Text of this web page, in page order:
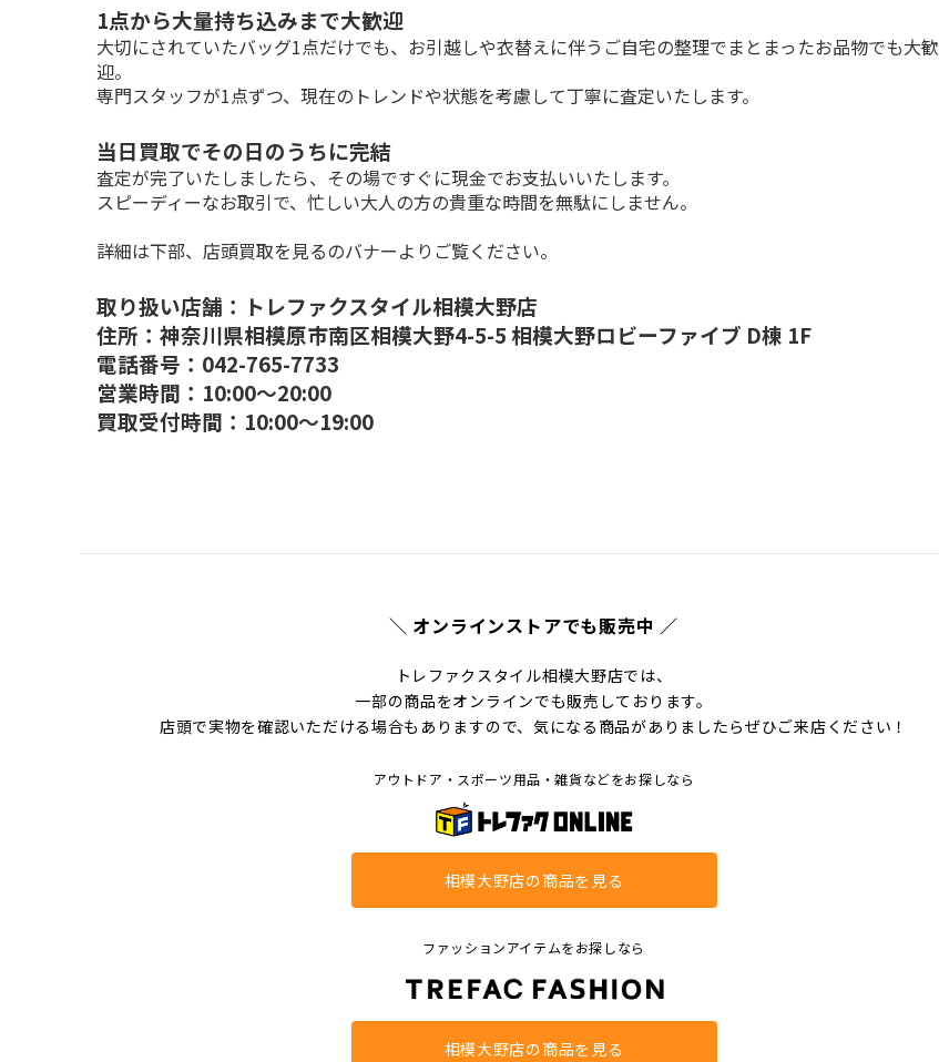
1点から大量持ち込みまで大歓迎
大切にされていたバッグ1点だけでも、お引越しや衣替えに伴うご自宅の整理でまとまったお品物でも大歓
迎。
専門スタッフが1点ずつ、現在のトレンドや状態を考慮して丁寧に査定いたします。
当日買取でその日のうちに完結
査定が完了いたしましたら、その場ですぐに現金でお支払いいたします。
スピーディーなお取引で、忙しい大人の方の貴重な時間を無駄にしません。
詳細は下部、店頭買取を見るのバナーよりご覧ください。
取り扱い店舗：トレファクスタイル相模大野店
住所：神奈川県相模原市南区相模大野4-5-5 相模大野ロビーファイブ D棟 1F
電話番号：042-765-7733
営業時間：10:00～20:00
買取受付時間：10:00～19:00
＼ オンラインストアでも販売中 ／
トレファクスタイル相模大野店では、
一部の商品をオンラインでも販売しております。
店頭で実物を確認いただける場合もありますので、気になる商品がありましたらぜひご来店ください！
アウトドア・スポーツ用品・雑貨などをお探しなら
相模大野店の商品を見る
ファッションアイテムをお探しなら
相模大野店の商品を見る